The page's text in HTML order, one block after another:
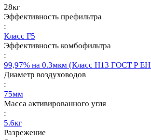
28кг
Эффективность префильтра
:
Класс F5
Эффективность комбофильтра
:
99,97% на 0.3мкм (Класс Н13 ГОСТ Р
Диаметр воздуховодов
:
75мм
Масса активированного угля
:
5.6кг
Разрежение